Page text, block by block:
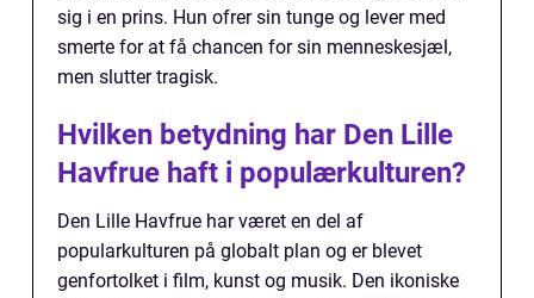
sig i en prins. Hun ofrer sin tunge og lever med
smerte for at få chancen for sin menneskesjæl,
men slutter tragisk.
Hvilken betydning har Den Lille
Havfrue haft i populærkulturen?
Den Lille Havfrue har været en del af
popularkulturen på globalt plan og er blevet
genfortolket i film, kunst og musik. Den ikoniske